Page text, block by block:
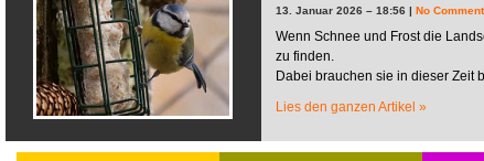
13. Januar 2026 – 18:56 | No Comment
Wenn Schnee und Frost die
zu finden.
Dabei brauchen sie in dieser Zeit
Lies den ganzen Artikel »